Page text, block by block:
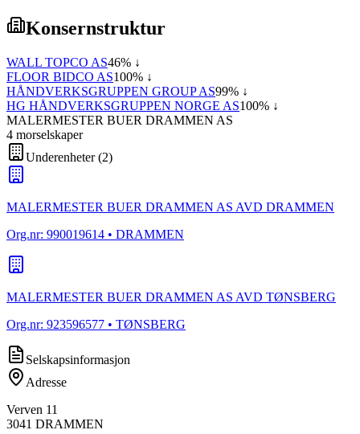
Konsernstruktur
WALL TOPCO AS46% ↓
FLOOR BIDCO AS100% ↓
HÅNDVERKSGRUPPEN GROUP AS99% ↓
HG HÅNDVERKSGRUPPEN NORGE AS100% ↓
MALERMESTER BUER DRAMMEN AS
4 morselskaper
Underenheter(2)
MALERMESTER BUER DRAMMEN AS AVD DRAMMEN
Org.nr: 990019614 • DRAMMEN
MALERMESTER BUER DRAMMEN AS AVD TØNSBERG
Org.nr: 923596577 • TØNSBERG
Selskapsinformasjon
Adresse
Verven 11
3041 DRAMMEN